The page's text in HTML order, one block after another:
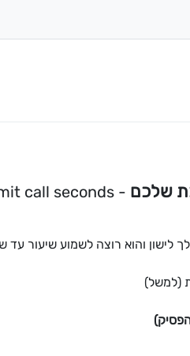
שלכם - limit call seconds
לישון והוא רוצה לשמוע שיעור
(למשל)